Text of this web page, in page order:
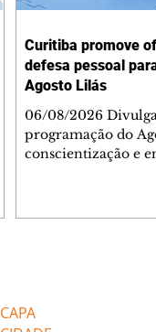
Curitiba promove
defesa pessoal
Agosto Lilás
06/08/2026
programação do
conscientização e
gratuita e tem
autoconfiança,
CAPA